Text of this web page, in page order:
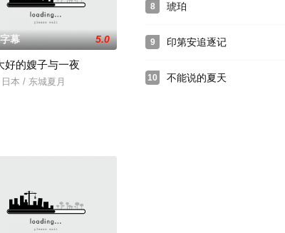
妈东玉（马思纯 饰）对于他而言则是陌生人般的存在。处于青
一场惊心动魄的权力角逐，影片仿佛人性显微镜，精确真实地呈现
幕 5.0
好的嫂子与一夜
本 / 东城夏月
8 琥珀
9 印第安追逐记
10 不能说的夏天